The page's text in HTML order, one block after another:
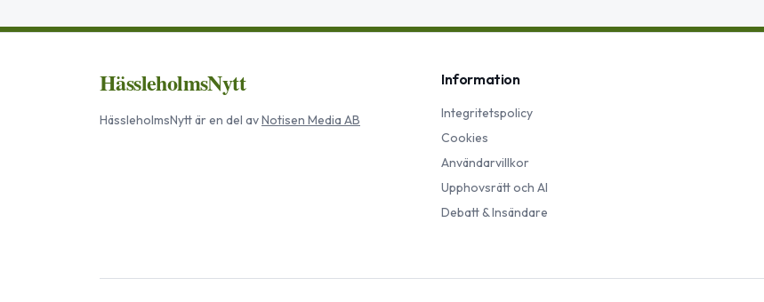
HässleholmsNytt
HässleholmsNyttär en del avNotisen Media AB
Information
Integritetspolicy
Cookies
Användarvillkor
Upphovsrätt och AI
Debatt & Insändare